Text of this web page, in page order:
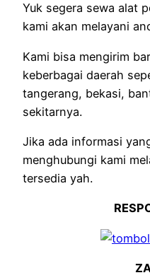
Yuk segera sewa alat
kami akan melayani
Kami bisa mengirim
keberbagai daerah
tangerang, bekasi,
sekitarnya.
Jika ada informasi
menghubungi kami
tersedia yah.